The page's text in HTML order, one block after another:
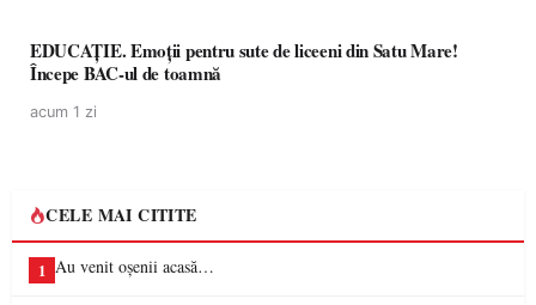
EDUCAȚIE. Emoții pentru sute de liceeni din Satu Mare!
Începe BAC-ul de toamnă
acum 1 zi
CELE MAI CITITE
1 Au venit oșenii acasă…